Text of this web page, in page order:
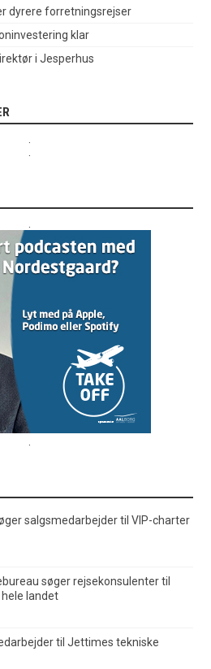
dyrere forretningsrejser
klar
i Jesperhus
salgsmedarbejder til VIP-charter
søger rejsekonsulenter til
landet
til Jettimes tekniske